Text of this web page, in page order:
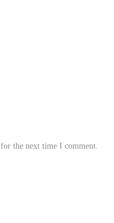
the next time I comment.